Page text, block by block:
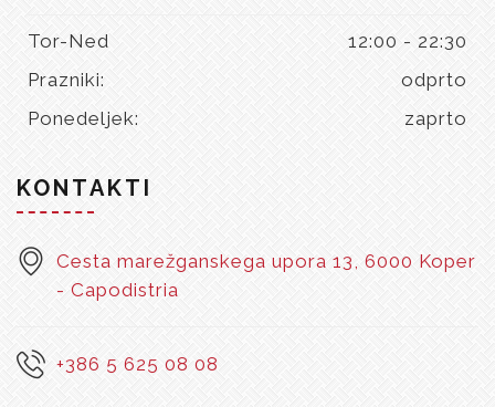
Tor-Ned
12:00 - 22:30
Prazniki:
odprto
Ponedeljek:
zaprto
KONTAKTI
Cesta marežganskega upora 13, 6000 Koper
- Capodistria
+386 5 625 08 08